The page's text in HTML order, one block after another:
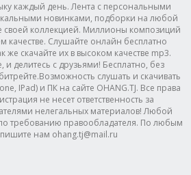
каждый день. Лента с персональными
новинками, подборки на любой
своей коллекцией. Миллионы композиций
качестве. Слушайте онлайн бесплатно
же скачайте их в высоком качестве mp3.
и делитесь с друзьями! Бесплатно, без
слушать и скачивать
IPad) и ПК на сайте OHANG.TJ. Все права
не несет ответственность за
нелегальных материалов! Любой
требованию правообладателя. По любым
нам ohang.tj@mail.ru